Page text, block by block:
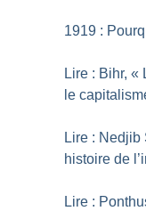
1919 :
Lire : Bihr, «
le
Lire : Nedjib
histoire de
Lire :